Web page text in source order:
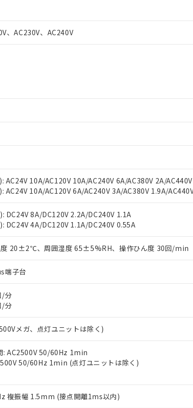
、AC230V、AC240V
AC24V 10A/AC120V 10A/AC240V 6A/AC380V 2A/
AC24V 10A/AC120V 6A/AC240V 3A/AC380V 1.9A/
DC24V 8A/DC120V 2.2A/DC240V 1.1A
DC24V 4A/DC120V 1.1A/DC240V 0.55A
度 20±2℃、周囲湿度 65±5%RH、操作ひん度 30回/min
端子台
/分
/分
メガ、点灯ユニットは除く)
: AC2500V 50/60Hz 1min
50/60Hz 1min (点灯ユニットは除く)
複振幅 1.5mm (接点開離1ms以内)
読みいただき、同意のうえご利用ください。
期状況および標準価格はお客様のお取引先、またはお客様
員にご相談ください。
制御機器販売店や当社販売拠点は「販売ネットワーク
」
および標準価格結果を当社の事前の承諾なく第三者に漏洩
ツ機能（部品リスト作成サービス）をご利用いただくには
要があります。
の製品・サービスに関するお客様との取引・商談に必要な
同利用者とは、
を指します。
RoHS指令（10物質）の非含有に対応した製品に切り替え
EU RoHS指令（10物質）の非含有に非対応の商品で、対
EU RoHS指令（10物質）の非含有の対応状況を調査中ま
センス料など無形物で、有害物質有無と関係のない商品で
により、非含有部品としていたものが、含有品と判明し
物質）：
1000ppm以下、ポリ臭化ビフェニル類(PBB) 1000ppm以下、ポリ臭化ジ
産業用監視および制御機器に対する適用除外項目は除く。
の４物質については閾値を超える意図的な使用がないことを確認していま
月
替え状況などにより、予定月が前後することがあります。
明書ダウンロード
（10物質）の非含有証明書
証明書（当社基準）
行日時点で非含有を証明するもので、過去に遡って非含有
令のフタル酸エステル類４物質の対応では、対応完了ま
ら備考欄に対応日を記載しておりました。
対応品への在庫切替を完了していることから、特段のこ
表
質材料含有率が中国RoHSの基準値を超えていることを示
です。当社販売部門へお問い合わせください。
Hg(水銀) : 1000ppm、 Cd(カドミウム) : 100ppm、
チル) : 1000ppm、 DIBP(フタル酸ジイソブチル) : 1000ppm、 BBP(フタル
使用期限
質（10物質）のすべてが基準値以下であることを示します
使用状況下において有害物質が外部に漏えいし、環境に
です。当社販売部門へお問い合わせください。
出または国外への提供する場合は、日本国政府の輸出許可
切使用いたしません。
貴社製品を第三者に販売する場合は、上記1、2および3の
は、販売先および販売に係わる関係者が違法に輸出するお
ん。
数には満たないが在庫あり
なし(最新の在庫状況については、お客様のお取引先、また
販売店・当社販売員にご確認ください)
生産機種、また在庫状況の情報を公開していない機種